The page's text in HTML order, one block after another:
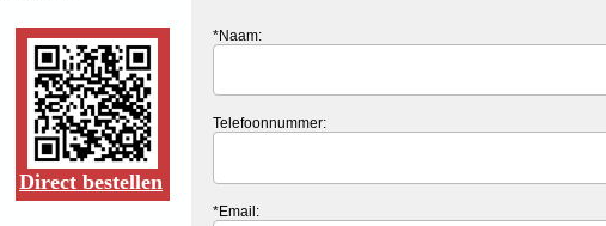
*Naam:
Telefoonnummer:
*Email:
Direct bestellen